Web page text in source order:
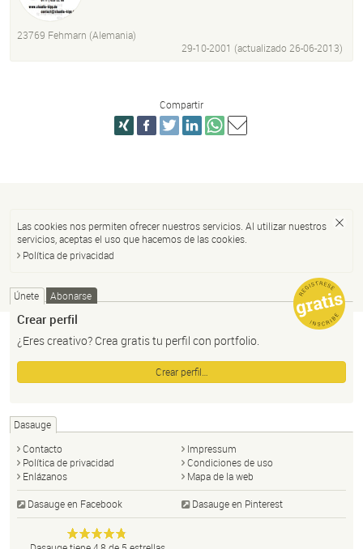
23769 Fehmarn (Alemania)
29-10-2001 (actualizado 26-06-2013)
Compartir
Las cookies nos permiten ofrecer nuestros servicios. Al utilizar nuestros
servicios, aceptas el uso que hacemos de las cookies.
Política de privacidad
Únete Abonarse
Crear perfil
¿Eres creativo? Crea gratis tu perfil con portfolio.
Crear perfil…
Dasauge
Contacto
Impressum
Política de privacidad
Condiciones de uso
Enlázanos
Mapa de la web
Dasauge en Facebook Dasauge en Pinterest